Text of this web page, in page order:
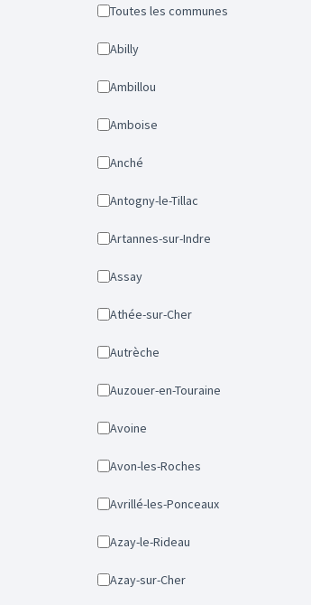
Toutes les communes
Abilly
Ambillou
Amboise
Anché
Antogny-le-Tillac
Artannes-sur-Indre
Assay
Athée-sur-Cher
Autrèche
Auzouer-en-Touraine
Avoine
Avon-les-Roches
Avrillé-les-Ponceaux
Azay-le-Rideau
Azay-sur-Cher